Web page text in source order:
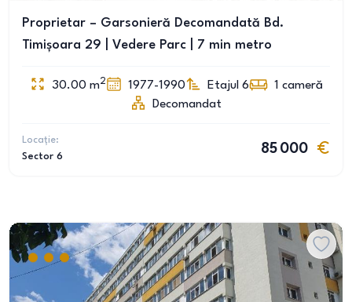
Proprietar – Garsonieră Decomandată Bd.
Timișoara 29 | Vedere Parc | 7 min metro
30.00 m2 1977-1990 Etajul 6 1 cameră
Decomandat
Locație:
Sector 6
85 000